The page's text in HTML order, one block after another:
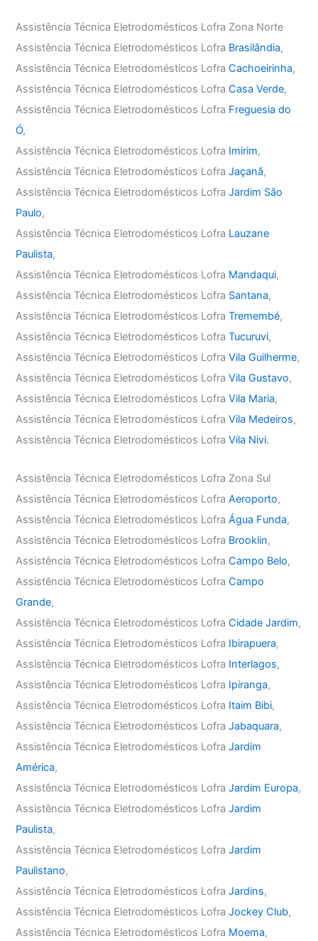
Assistência Técnica Eletrodomésticos Lofra Zona Norte
Assistência Técnica Eletrodomésticos Lofra Brasilândia,
Assistência Técnica Eletrodomésticos LofraCachoeirinha,
Assistência Técnica Eletrodomésticos LofraCasa Verde,
Assistência Técnica Eletrodomésticos Lofra Freguesia do
Ó,
Assistência Técnica Eletrodomésticos Lofra Imirim,
Assistência Técnica Eletrodomésticos LofraJaçanã,
Assistência Técnica Eletrodomésticos LofraJardim São
Paulo,
Assistência Técnica Eletrodomésticos Lofra Lauzane
Paulista,
Assistência Técnica Eletrodomésticos Lofra Mandaqui,
Assistência Técnica Eletrodomésticos Lofra Santana,
Assistência Técnica Eletrodomésticos LofraTremembé,
Assistência Técnica Eletrodomésticos LofraTucuruvi,
Assistência Técnica Eletrodomésticos LofraVila Guilherme,
Assistência Técnica Eletrodomésticos LofraVila Gustavo,
Assistência Técnica Eletrodomésticos LofraVila Maria,
Assistência Técnica Eletrodomésticos LofraVila Medeiros,
Assistência Técnica Eletrodomésticos LofraVila Nivi.
Assistência Técnica Eletrodomésticos Lofra Zona Sul
Assistência Técnica Eletrodomésticos LofraAeroporto,
Assistência Técnica Eletrodomésticos LofraÁgua Funda,
Assistência Técnica Eletrodomésticos Lofra Brooklin,
Assistência Técnica Eletrodomésticos LofraCampo Belo,
Assistência Técnica Eletrodomésticos LofraCampo
Grande,
Assistência Técnica Eletrodomésticos LofraCidade Jardim,
Assistência Técnica Eletrodomésticos Lofra Ibirapuera,
Assistência Técnica Eletrodomésticos Lofra Interlagos,
Assistência Técnica Eletrodomésticos Lofra Ipiranga,
Assistência Técnica Eletrodomésticos Lofra Itaim Bibi,
Assistência Técnica Eletrodomésticos LofraJabaquara,
Assistência Técnica Eletrodomésticos LofraJardim
América,
Assistência Técnica Eletrodomésticos LofraJardim Europa,
Assistência Técnica Eletrodomésticos LofraJardim
Paulista,
Assistência Técnica Eletrodomésticos LofraJardim
Paulistano,
Assistência Técnica Eletrodomésticos LofraJardins,
Assistência Técnica Eletrodomésticos LofraJockey Club,
Assistência Técnica Eletrodomésticos Lofra Moema,